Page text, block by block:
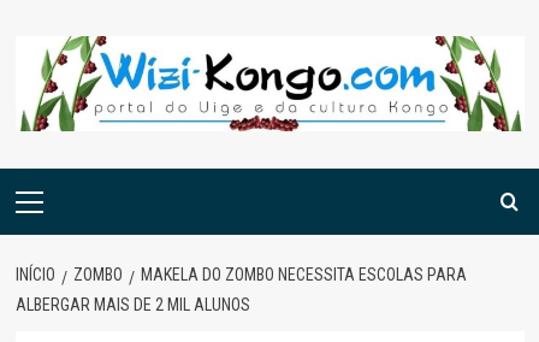
content
Menu
INÍCIO ZOMBO
MAKELA DO ZOMBO NECESSITA ESCOLAS PARA
ALBERGAR MAIS DE 2 MIL ALUNOS